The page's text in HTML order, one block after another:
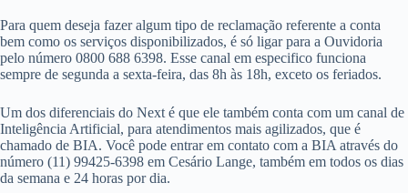
Para quem deseja fazer algum tipo de reclamação referente a conta
bem como os serviços disponibilizados, é só ligar para a Ouvidoria
pelo número 0800 688 6398. Esse canal em especifico funciona
sempre de segunda a sexta-feira, das 8h às 18h, exceto os feriados.
Um dos diferenciais do Next é que ele também conta com um canal de
Inteligência Artificial, para atendimentos mais agilizados, que é
chamado de BIA. Você pode entrar em contato com a BIA através do
número (11) 99425-6398 em Cesário Lange, também em todos os dias
da semana e 24 horas por dia.